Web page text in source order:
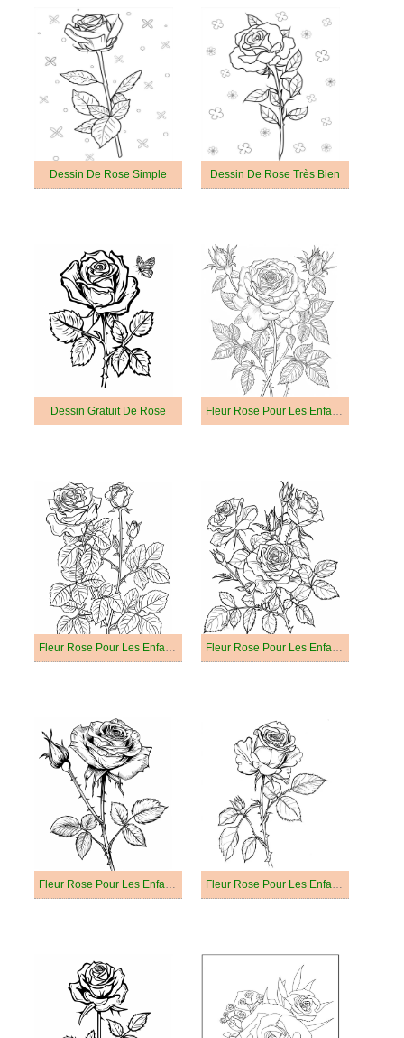
Dessin De Rose Simple Dessin De Rose Très Bien
Dessin Gratuit De Rose Fleur Rose Pour Les Enfants De 1 An
Fleur Rose Pour Les Enfants De 2 An Fleur Rose Pour Les Enfants De 3 An
Fleur Rose Pour Les Enfants De 4 An Fleur Rose Pour Les Enfants De 5 An